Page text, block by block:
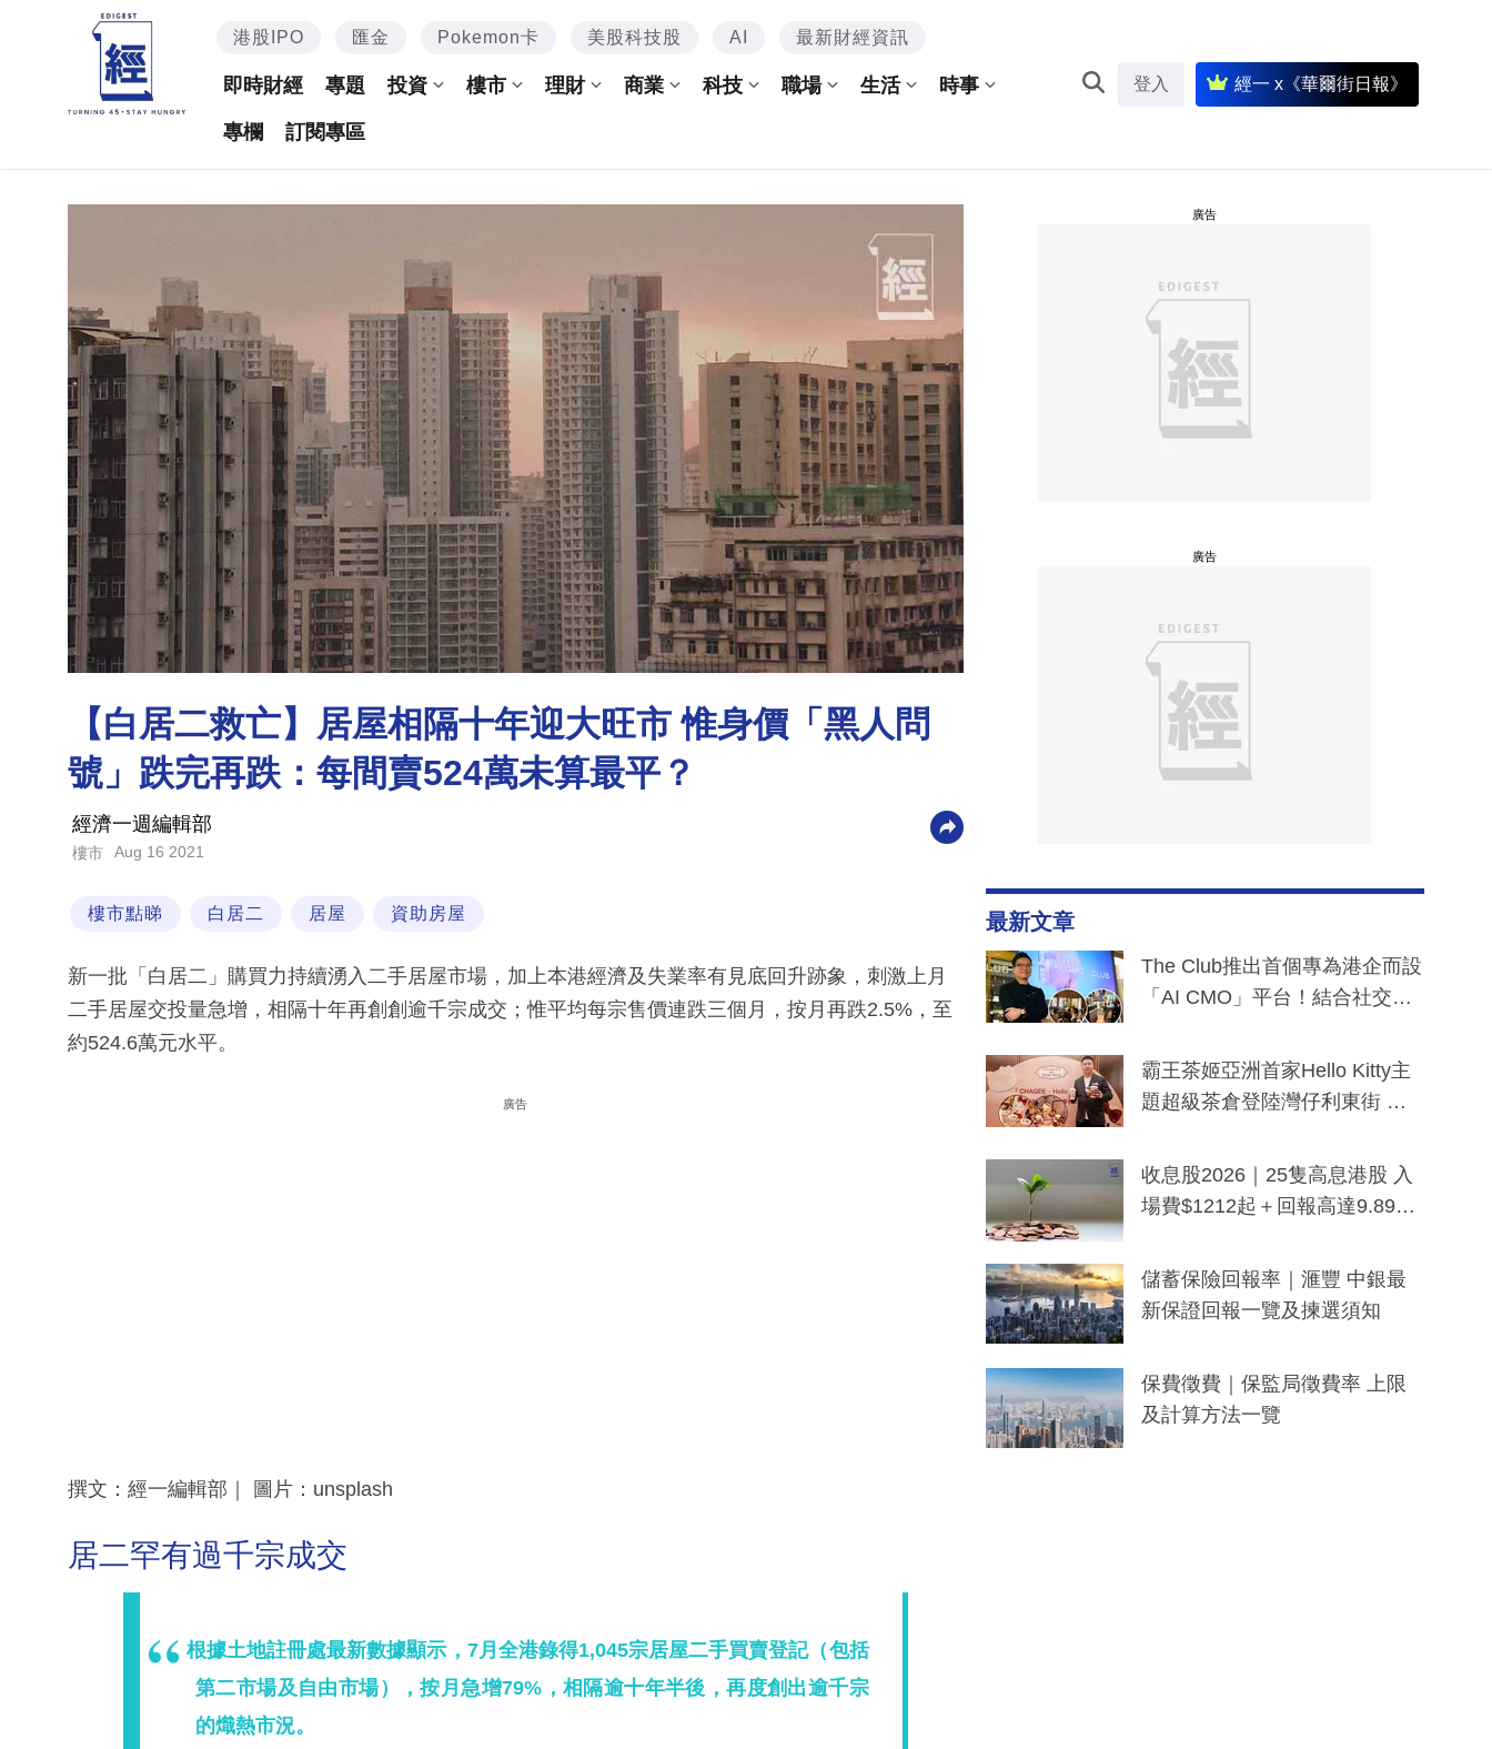
港股IPO 匯金 Pokemon卡 美股科技股 AI 最新財經資訊
即時財經 專題 投資 樓市 理財 商業 科技 職場 生活 時事
專欄 訂閱專區
登入 經一 x《華爾街日報》
【白居二救亡】居屋相隔十年迎大旺市 惟身價「黑人問
號」跌完再跌：每間賣524萬未算最平？
經濟一週編輯部
樓市 Aug 16 2021
樓市點睇 白居二 居屋 資助房屋
新一批「白居二」購買力持續湧入二手居屋市場，加上本港經濟及失業率有見底回升跡象，刺激上月
二手居屋交投量急增，相隔十年再創創逾千宗成交；惟平均每宗售價連跌三個月，按月再跌2.5%，至
約524.6萬元水平。
廣告
撰文：經一編輯部｜ 圖片：unsplash
居二罕有過千宗成交
根據土地註冊處最新數據顯示，7月全港錄得1,045宗居屋二手買賣登記（包括
第二市場及自由市場），按月急增79%，相隔逾十年半後，再度創出逾千宗
的熾熱市況。
廣告
廣告
最新文章
The Club推出首個專為港企而設
「AI CMO」平台！結合社交聆
分鐘生成「貼地」宣傳短片
霸王茶姬亞洲首家Hello Kitty主
題超級茶倉登陸灣仔利東街 推
y及香港限定特調系列
收息股2026｜25隻高息港股 入
場費$1212起＋回報高達9.89
儲蓄保險回報率｜滙豐 中銀最
新保證回報一覽及揀選須知
保費徵費｜保監局徵費率 上限
及計算方法一覽